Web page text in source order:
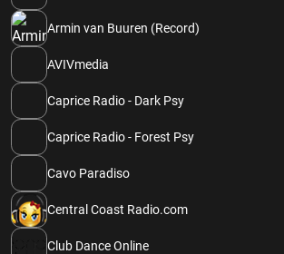
Armin van Buuren (Record)
AVIVmedia
Caprice Radio - Dark Psy
Caprice Radio - Forest Psy
Cavo Paradiso
Central Coast Radio.com
Club Dance Online